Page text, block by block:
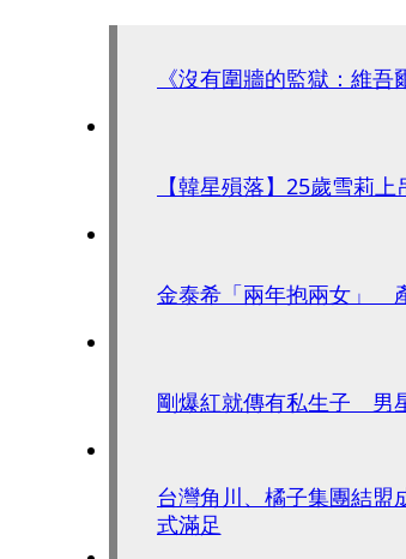
《沒有圍牆的監獄：維
【韓星殞落】25歲雪莉
金泰希「兩年抱兩女」
剛爆紅就傳有私生子 男
台灣角川、橘子集團結
式滿足